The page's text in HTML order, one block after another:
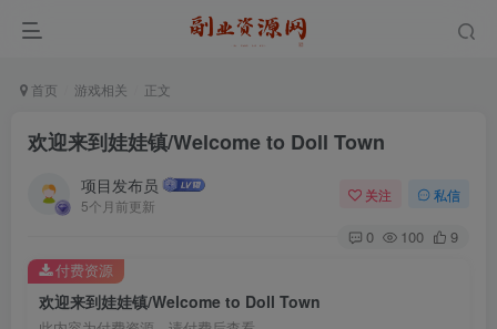
首页 游戏相关 正文
欢迎来到娃娃镇/Welcome to Doll Town
项目发布员
5个月前更新
关注 私信
0 100 9
欢迎来到娃娃镇/Welcome to Doll Town
付费资源